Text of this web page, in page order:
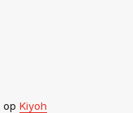
op Kiyoh